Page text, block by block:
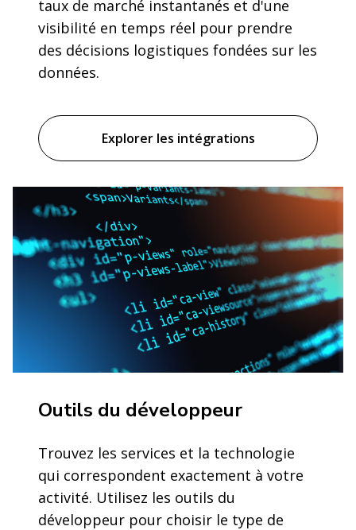
taux de marché instantanés et d'une
visibilité en temps réel pour prendre
des décisions logistiques fondées sur les
données.
Explorer les intégrations
Outils du développeur
Trouvez les services et la technologie
qui correspondent exactement à votre
activité. Utilisez les outils du
développeur pour choisir le type de